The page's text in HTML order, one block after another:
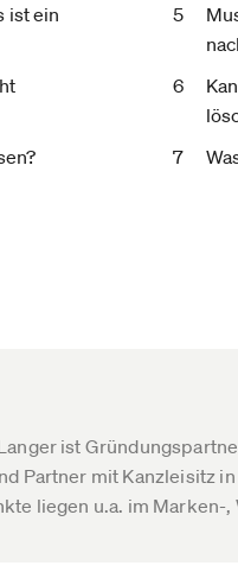
ist ein
ist
Partner mit Kanzleisitz
liegen u.a. im Marken-